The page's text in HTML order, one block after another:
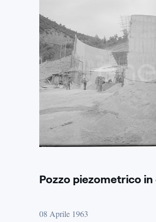
Pozzo piezometrico
08 Aprile 1963